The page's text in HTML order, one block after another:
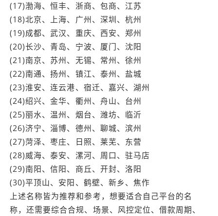
(17)渤海、恒丰、浙商、包商、江苏
(18)北京、上海、广州、深圳、杭州
(19)成都、武汉、重庆、西安、郑州
(20)长沙、青岛、宁波、厦门、沈阳
(21)南京、苏州、无锡、常州、徐州
(22)南通、扬州、镇江、泰州、盐城
(23)淮安、连云港、宿迁、嘉兴、湖州
(24)绍兴、金华、衢州、舟山、台州
(25)丽水、温州、烟台、潍坊、临沂
(26)济宁、淄博、德州、聊城、滨州
(27)菏泽、枣庄、日照、莱芜、东营
(28)威海、泰安、漯河、周口、驻马店
(29)南阳、信阳、商丘、开封、洛阳
(30)平顶山、安阳、鹤壁、新乡、焦作
上述名称皆为推荐和参考，想要适合自己平台的名
称，还需要综合合规、场景、风控定位、借款周期、